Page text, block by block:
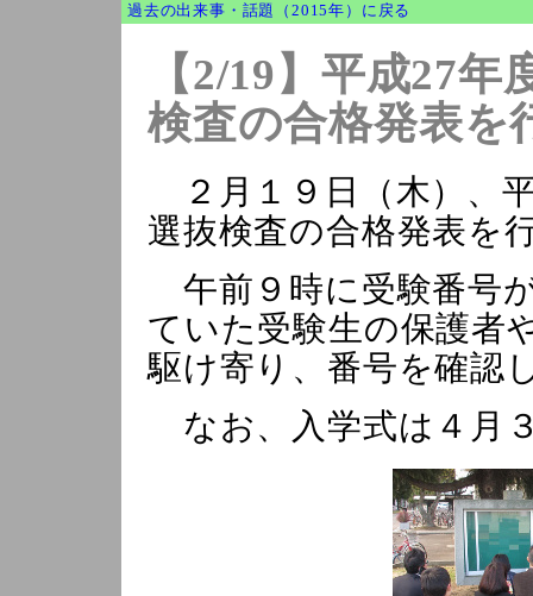
過去の出来事・話題（2015年）に戻る
【2/19】平成27
検査の合格発表を
２月１９日（木）、
選抜検査の合格発表を
午前９時に受験番号
ていた受験生の保護者
駆け寄り、番号を確認
なお、入学式は４月